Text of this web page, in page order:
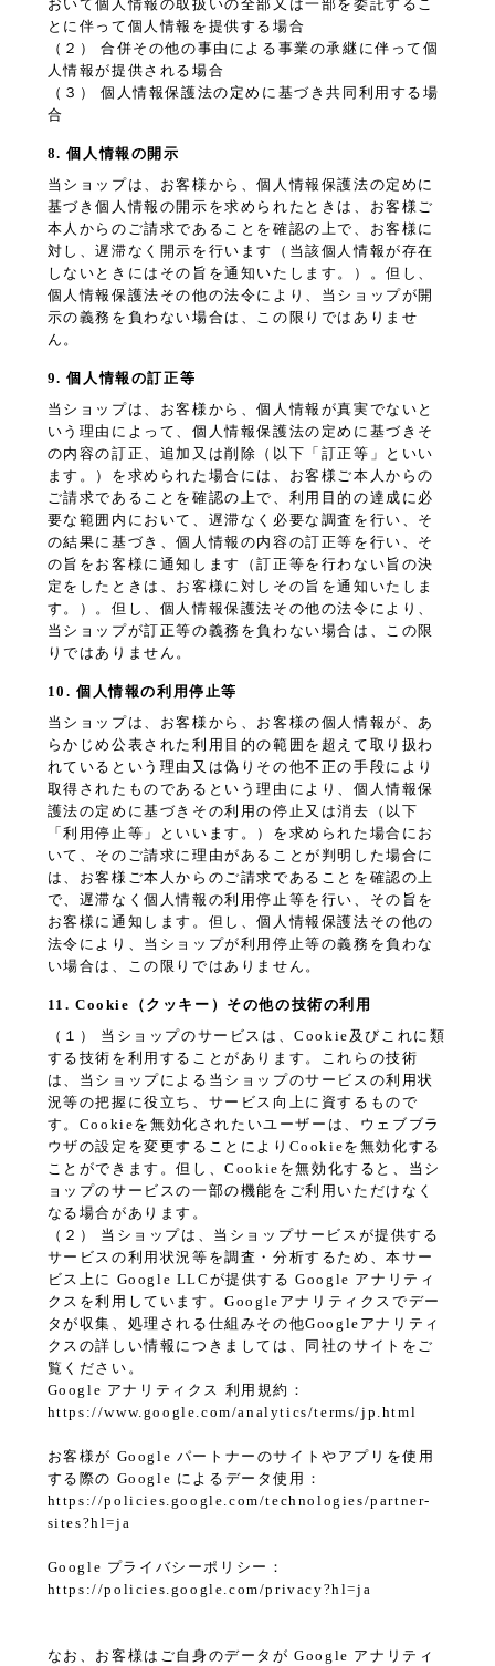
おいて個人情報の取扱いの全部又は一部を委託するこ
とに伴って個人情報を提供する場合
（２） 合併その他の事由による事業の承継に伴って個
人情報が提供される場合
（３） 個人情報保護法の定めに基づき共同利用する場
合
8. 個人情報の開示
当ショップは、お客様から、個人情報保護法の定めに
基づき個人情報の開示を求められたときは、お客様ご
本人からのご請求であることを確認の上で、お客様に
対し、遅滞なく開示を行います（当該個人情報が存在
しないときにはその旨を通知いたします。）。但し、
個人情報保護法その他の法令により、当ショップが開
示の義務を負わない場合は、この限りではありませ
ん。
9. 個人情報の訂正等
当ショップは、お客様から、個人情報が真実でないと
いう理由によって、個人情報保護法の定めに基づきそ
の内容の訂正、追加又は削除（以下「訂正等」といい
ます。）を求められた場合には、お客様ご本人からの
ご請求であることを確認の上で、利用目的の達成に必
要な範囲内において、遅滞なく必要な調査を行い、そ
の結果に基づき、個人情報の内容の訂正等を行い、そ
の旨をお客様に通知します（訂正等を行わない旨の決
定をしたときは、お客様に対しその旨を通知いたしま
す。）。但し、個人情報保護法その他の法令により、
当ショップが訂正等の義務を負わない場合は、この限
りではありません。
10. 個人情報の利用停止等
当ショップは、お客様から、お客様の個人情報が、あ
らかじめ公表された利用目的の範囲を超えて取り扱わ
れているという理由又は偽りその他不正の手段により
取得されたものであるという理由により、個人情報保
護法の定めに基づきその利用の停止又は消去（以下
「利用停止等」といいます。）を求められた場合にお
いて、そのご請求に理由があることが判明した場合に
は、お客様ご本人からのご請求であることを確認の上
で、遅滞なく個人情報の利用停止等を行い、その旨を
お客様に通知します。但し、個人情報保護法その他の
法令により、当ショップが利用停止等の義務を負わな
い場合は、この限りではありません。
11. Cookie（クッキー）その他の技術の利用
（１） 当ショップのサービスは、Cookie及びこれに類
する技術を利用することがあります。これらの技術
は、当ショップによる当ショップのサービスの利用状
況等の把握に役立ち、サービス向上に資するもので
す。Cookieを無効化されたいユーザーは、ウェブブラ
ウザの設定を変更することによりCookieを無効化する
ことができます。但し、Cookieを無効化すると、当シ
ョップのサービスの一部の機能をご利用いただけなく
なる場合があります。
（２） 当ショップは、当ショップサービスが提供する
サービスの利用状況等を調査・分析するため、本サー
ビス上に Google LLCが提供する Google アナリティ
クスを利用しています。Googleアナリティクスでデー
タが収集、処理される仕組みその他Googleアナリティ
クスの詳しい情報につきましては、同社のサイトをご
覧ください。
Google アナリティクス 利用規約：
https://www.google.com/analytics/terms/jp.html
お客様が Google パートナーのサイトやアプリを使用
する際の Google によるデータ使用：
https://policies.google.com/technologies/partner-
sites?hl=ja
Google プライバシーポリシー：
https://policies.google.com/privacy?hl=ja
なお、お客様はご自身のデータが Google アナリティ